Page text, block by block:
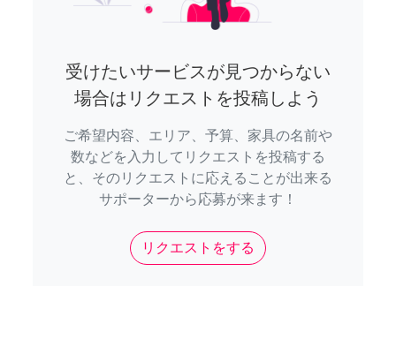
受けたいサービスが見つからない
場合はリクエストを投稿しよう
ご希望内容、エリア、予算、家具の名前や
数などを入力してリクエストを投稿する
と、そのリクエストに応えることが出来る
サポーターから応募が来ます！
リクエストをする